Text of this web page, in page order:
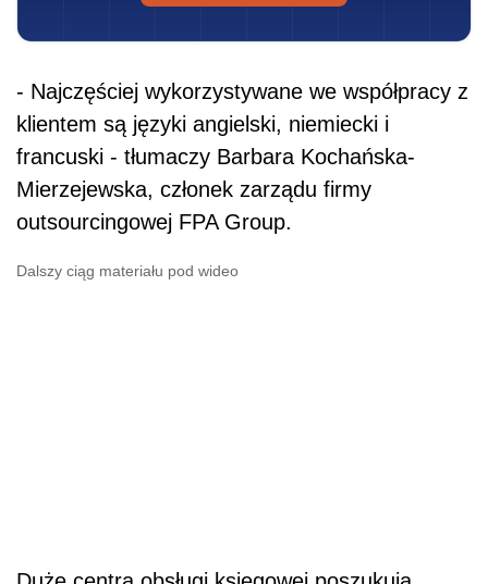
- Najczęściej wykorzystywane we współpracy z
klientem są języki angielski, niemiecki i
francuski - tłumaczy Barbara Kochańska-
Mierzejewska, członek zarządu firmy
outsourcingowej FPA Group.
Dalszy ciąg materiału pod wideo